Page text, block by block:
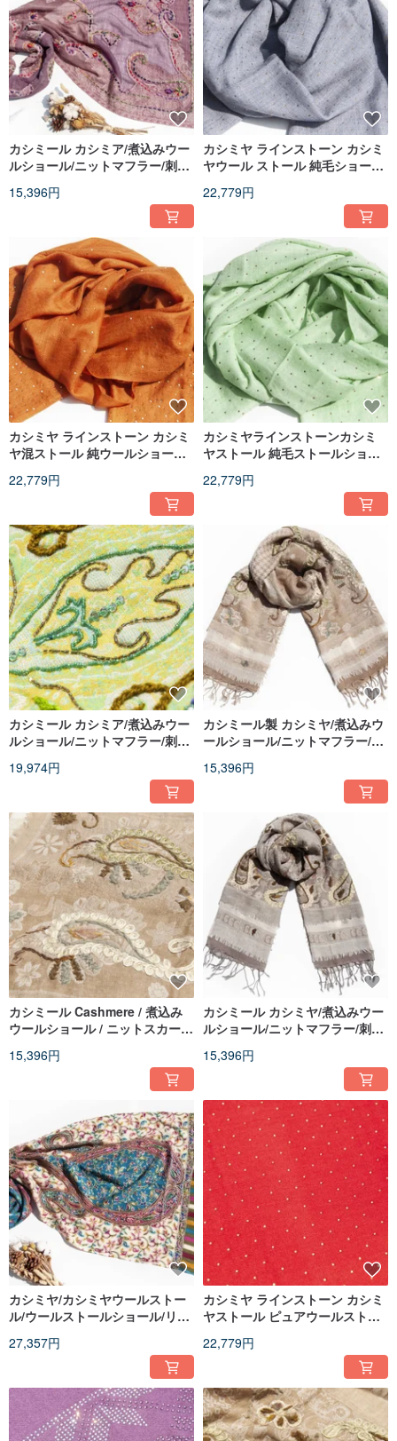
カシミール カシミア/煮込みウー
ルショール/ニットマフラー/刺繍
柄
15,396円
カシミヤ ラインストーン カシミ
ヤウール ストール 純毛ショール
22,779円
カシミヤ ラインストーン カシミ
ヤ混ストール 純ウールショール
22,779円
カシミヤラインストーンカシミ
ヤストール 純毛ストールショー
22,779円
カシミール カシミア/煮込みウー
ルショール/ニットマフラー/刺繍
柄
19,974円
カシミール製 カシミヤ/煮込みウ
ールショール/ニットマフラー/刺
花柄
15,396円
カシミール Cashmere / 煮込み
ウールショール / ニットスカーフ
ル - 花
15,396円
カシミール カシミヤ/煮込みウー
ルショール/ニットマフラー/刺繍
15,396円
カシミヤ/カシミヤウールストー
ル/ウールストールショール/リン
27,357円
カシミヤ ラインストーン カシミ
ヤストール ピュアウールストー
空
22,779円